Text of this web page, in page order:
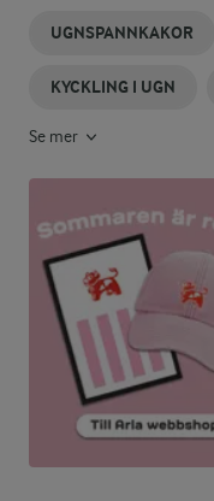
UGNSPANNKAKOR
KYCKLING I UGN
Se mer